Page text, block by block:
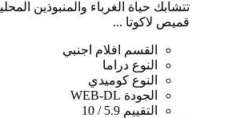
تتشابك حياة الغرباء والمنبوذين
قميص لاكوتا ...
القسم
افلام اجنبي
النوع دراما
النوع كوميدي
الجودة WEB-DL
التقييم 5.9 / 10